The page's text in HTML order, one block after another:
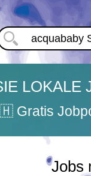
LOKALE
Gratis
Jobs